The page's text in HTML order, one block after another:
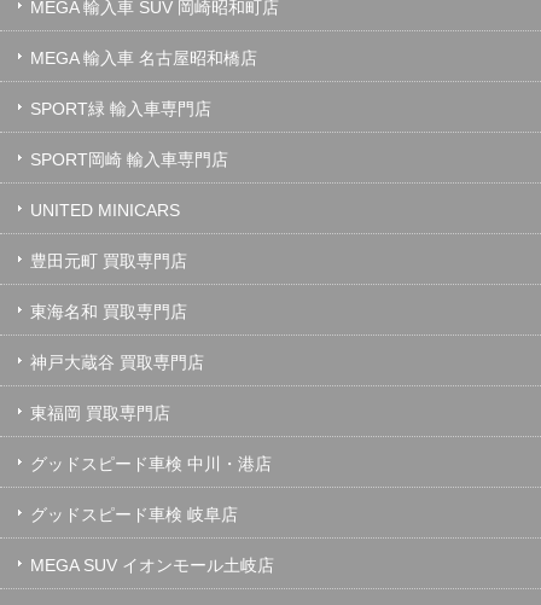
MEGA 輸入車 SUV 岡崎昭和町店
MEGA 輸入車 名古屋昭和橋店
SPORT緑 輸入車専門店
SPORT岡崎 輸入車専門店
UNITED MINICARS
豊田元町 買取専門店
東海名和 買取専門店
神戸大蔵谷 買取専門店
東福岡 買取専門店
グッドスピード車検 中川・港店
グッドスピード車検 岐阜店
MEGA SUV イオンモール土岐店